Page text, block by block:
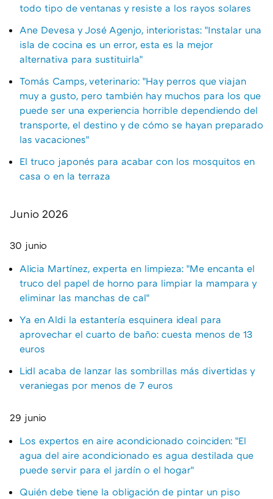
todo tipo de ventanas y resiste a los rayos solares
Ane Devesa y José Agenjo, interioristas: "Instalar una
isla de cocina es un error, esta es la mejor
alternativa para sustituirla"
Tomás Camps, veterinario: "Hay perros que viajan
muy a gusto, pero también hay muchos para los que
puede ser una experiencia horrible dependiendo del
transporte, el destino y de cómo se hayan preparado
las vacaciones"
El truco japonés para acabar con los mosquitos en
casa o en la terraza
Junio 2026
30 junio
Alicia Martínez, experta en limpieza: "Me encanta el
truco del papel de horno para limpiar la mampara y
eliminar las manchas de cal"
Ya en Aldi la estantería esquinera ideal para
aprovechar el cuarto de baño: cuesta menos de 13
euros
Lidl acaba de lanzar las sombrillas más divertidas y
veraniegas por menos de 7 euros
29 junio
Los expertos en aire acondicionado coinciden: "El
agua del aire acondicionado es agua destilada que
puede servir para el jardín o el hogar"
Quién debe tiene la obligación de pintar un piso